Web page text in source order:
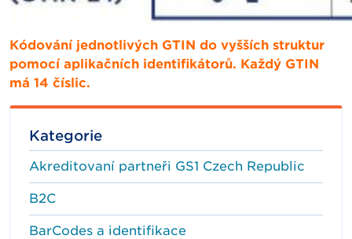
Kódování jednotlivých GTIN do vyšších struktur
pomocí aplikačních identifikátorů. Každý GTIN
má 14 číslic.
Kategorie
Akreditovaní partneři GS1 Czech Republic
B2C
BarCodes a identifikace